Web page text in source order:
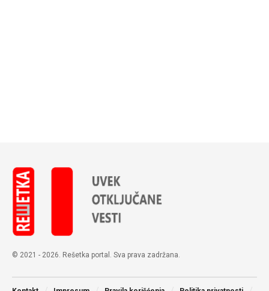
© 2021 - 2026. Rešetka portal. Sva prava zadržana.